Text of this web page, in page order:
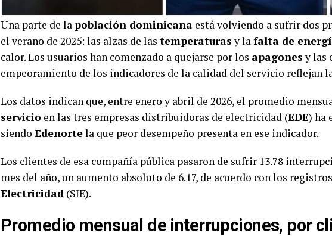
Una parte de la población dominicana está volviendo a sufrir dos
el verano de 2025: las alzas de las temperaturasy lafalta de
calor. Los usuarios han comenzado a quejarse por los apagonesy las
empeoramiento de los indicadores de la calidad del servicio reflejan
Los datos indican que, entre enero y abril de 2026, el promedio
servicio en las tres empresas distribuidoras de electricidad (EDE) ha
siendo Edenortela que peor desempeño presenta en ese indicador.
Los clientes de esa compañía pública pasaron de sufrir 13.78
mes del año, un aumento absoluto de 6.17, de acuerdo con los
Electricidad (SIE).
Promedio mensual de interrupciones, por